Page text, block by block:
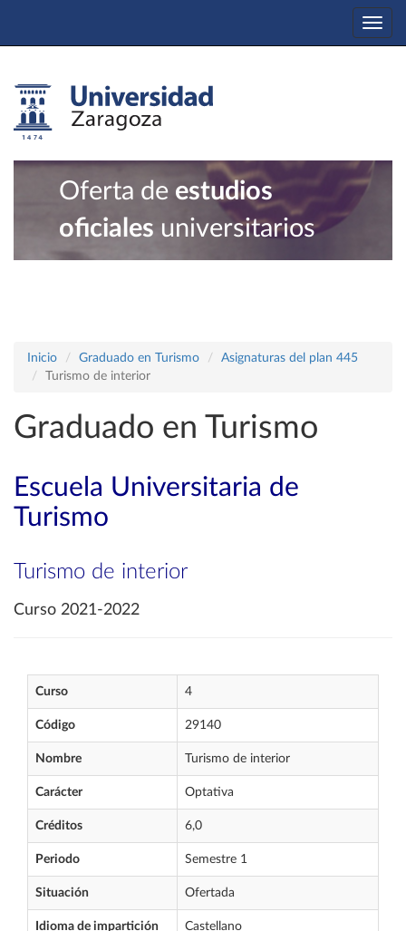
Oferta de estudios
oficiales universitarios
Inicio Graduado en Turismo
Asignaturas del plan 445
Turismo de interior
Graduado en Turismo
Escuela Universitaria de
Turismo
Turismo de interior
Curso 2021-2022
Curso 4
Código 29140
Nombre Turismo de interior
Carácter Optativa
Créditos 6,0
Periodo Semestre 1
Situación Ofertada
Idioma de impartición Castellano